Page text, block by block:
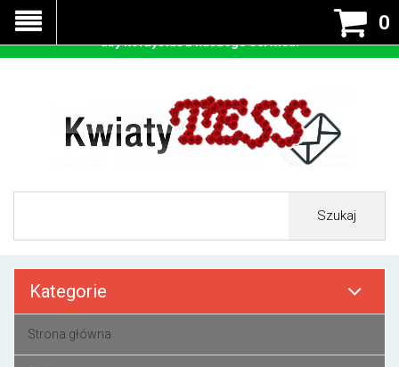
0
Szukaj
Kategorie
Strona główna
Nasza strona korzysta z cookies - czyli tzw ciastek w celu
prawidłowego działania. Zaakceptuj przyjmowanie cookies
aby korzystać z naszego serwisu.